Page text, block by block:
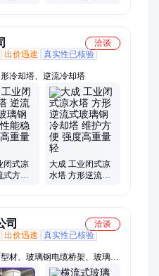
洽谈
出价迅速
真实性已核验
冷却塔、逆流冷却塔
闭式凉
方形
大成 工业闭式凉
水塔 方形逆流式
司
洽谈
出价迅速
真实性已核验
材、玻璃钢电缆桥架、玻璃钢